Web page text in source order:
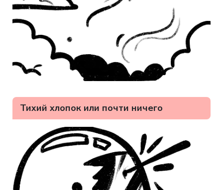
Тихий хлопок или почти ничего